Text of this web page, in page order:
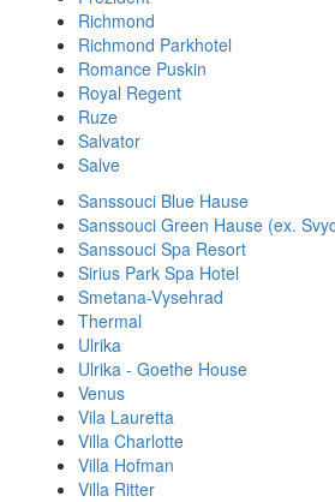
Richmond
Richmond Parkhotel
Romance Puskin
Royal Regent
Ruze
Salvator
Salve
Sanssouci Blue Hause
Sanssouci Green Hause (ex.
Sanssouci Spa Resort
Sirius Park Spa Hotel
Smetana-Vysehrad
Thermal
Ulrika
Ulrika - Goethe House
Venus
Vila Lauretta
Villa Charlotte
Villa Hofman
Villa Ritter